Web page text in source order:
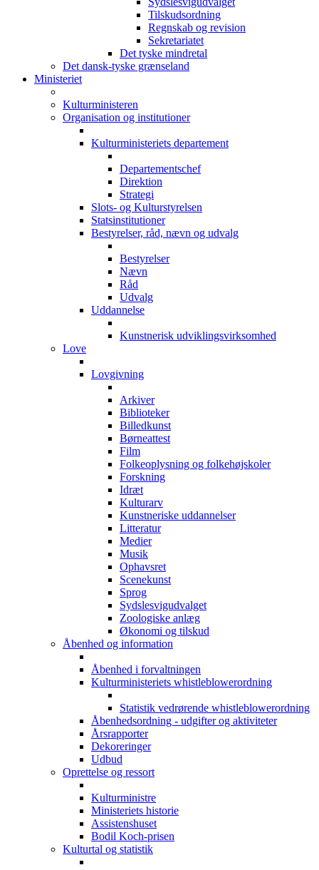
Tilskudsordning
Regnskab og revision
Sekretariatet
Det tyske mindretal
Det dansk-tyske grænseland
Ministeriet
Kulturministeren
Organisation og institutioner
Kulturministeriets departement
Departementschef
Direktion
Strategi
Slots- og Kulturstyrelsen
Statsinstitutioner
Bestyrelser, råd, nævn og udvalg
Bestyrelser
Nævn
Råd
Udvalg
Uddannelse
Kunstnerisk udviklingsvirksomhed
Love
Lovgivning
Arkiver
Biblioteker
Billedkunst
Børneattest
Film
Folkeoplysning og folkehøjskoler
Forskning
Idræt
Kulturarv
Kunstneriske uddannelser
Litteratur
Medier
Musik
Ophavsret
Scenekunst
Sprog
Sydslesvigudvalget
Zoologiske anlæg
Økonomi og tilskud
Åbenhed og information
Åbenhed i forvaltningen
Kulturministeriets whistleblowerordning
Statistik vedrørende whistleblowerordning
Åbenhedsordning - udgifter og aktiviteter
Årsrapporter
Dekoreringer
Udbud
Oprettelse og ressort
Kulturministre
Ministeriets historie
Assistenshuset
Bodil Koch-prisen
Kulturtal og statistik